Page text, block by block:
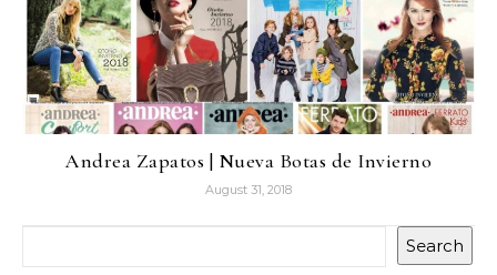
Andrea Zapatos | Nueva Botas de Invierno
August 31, 2018
Search